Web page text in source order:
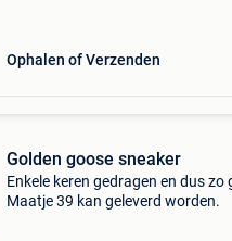
Ophalen of Verzenden
Golden goose sneaker
Enkele keren gedragen en dus zo
Maatje 39 kan geleverd worden.